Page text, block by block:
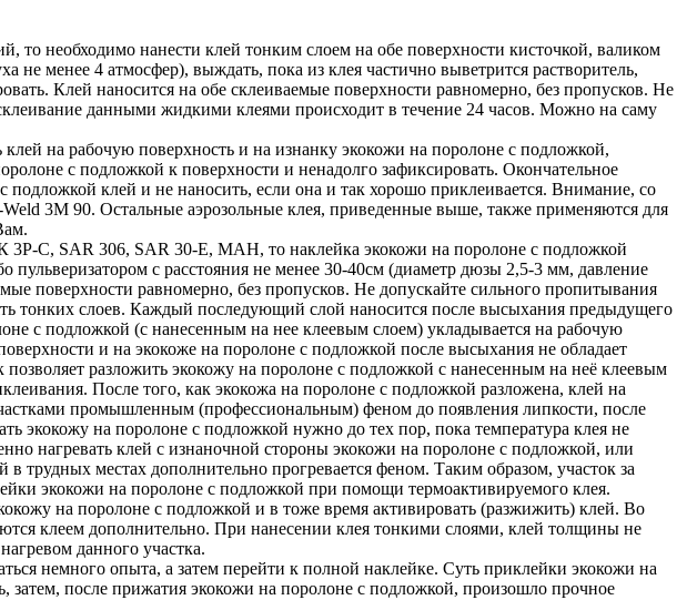
необходимо нанести клей тонким слоем на обе поверхности кисточкой, валиком
менее 4 атмосфер), выждать, пока из клея частично выветрится растворитель,
Клей наносится на обе склеиваемые поверхности равномерно, без пропусков. Не
данными жидкими клеями происходит в течение 24 часов. Можно на саму
на рабочую поверхность и на изнанку экокожи на поролоне с подложкой,
с подложкой к поверхности и ненадолго зафиксировать. Окончательное
клей и не наносить, если она и так хорошо приклеивается. Внимание, со
3M 90. Остальные аэрозольные клея, приведенные выше, также применяются для
SAR 306, SAR 30-E, MAH, то наклейка экокожи на поролоне с подложкой
с расстояния не менее 30-40см (диаметр дюзы 2,5-3 мм, давление
поверхности равномерно, без пропусков. Не допускайте сильного пропитывания
тонких слоев. Каждый последующий слой наносится после высыхания предыдущего
с подложкой (с нанесенным на нее клеевым слоем) укладывается на рабочую
и на экокоже на поролоне с подложкой после высыхания не обладает
разложить экокожу на поролоне с подложкой с нанесенным на неё клеевым
После того, как экокожа на поролоне с подложкой разложена, клей на
промышленным (профессиональным) феном до появления липкости, после
экокожу на поролоне с подложкой нужно до тех пор, пока температура клея не
нагревать клей с изнаночной стороны экокожи на поролоне с подложкой, или
трудных местах дополнительно прогревается феном. Таким образом, участок за
экокожи на поролоне с подложкой при помощи термоактивируемого клея.
на поролоне с подложкой и в тоже время активировать (разжижить) клей. Во
клеем дополнительно. При нанесении клея тонкими слоями, клей толщины не
данного участка.
немного опыта, а затем перейти к полной наклейке. Суть приклейки экокожи на
затем, после прижатия экокожи на поролоне с подложкой, произошло прочное